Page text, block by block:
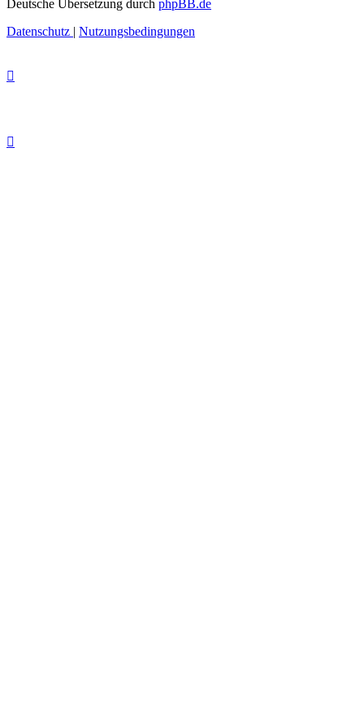
Deutsche Übersetzung durch phpBB.de
Datenschutz | Nutzungsbedingungen